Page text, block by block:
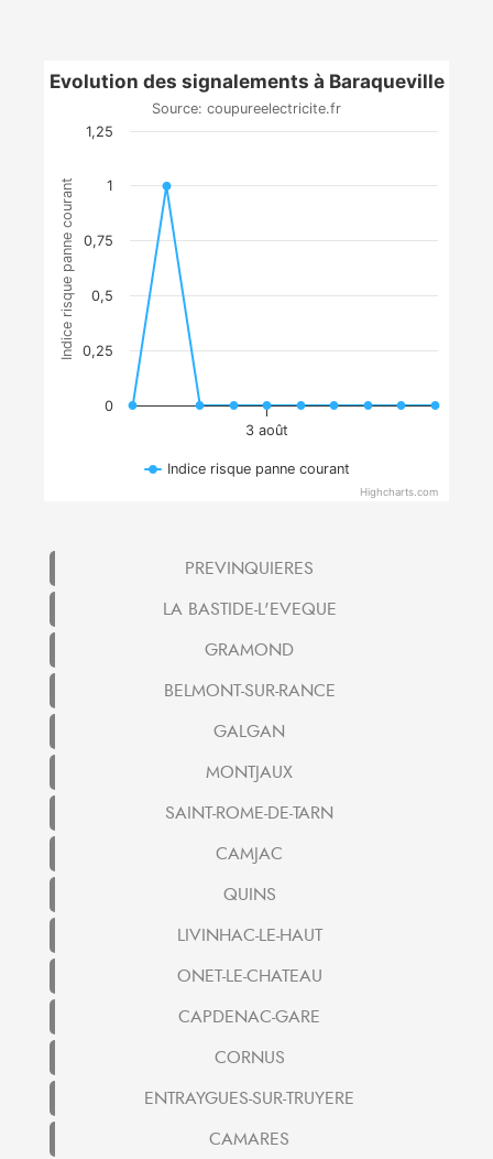
Indice risque panne courant
Evolution des signalements à Baraqueville
Source: coupureelectricite.fr
3 août
0
0,25
0,5
0,75
1
1,25
Indice risque panne courant
Highcharts.com
PREVINQUIERES
LA BASTIDE-L'EVEQUE
GRAMOND
BELMONT-SUR-RANCE
GALGAN
MONTJAUX
SAINT-ROME-DE-TARN
CAMJAC
QUINS
LIVINHAC-LE-HAUT
ONET-LE-CHATEAU
CAPDENAC-GARE
CORNUS
ENTRAYGUES-SUR-TRUYERE
CAMARES